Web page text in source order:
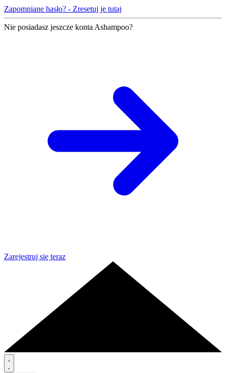
Zapomniane hasło? - Zresetuj je tutaj
Nie posiadasz jeszcze konta Ashampoo?
Zarejestruj się teraz